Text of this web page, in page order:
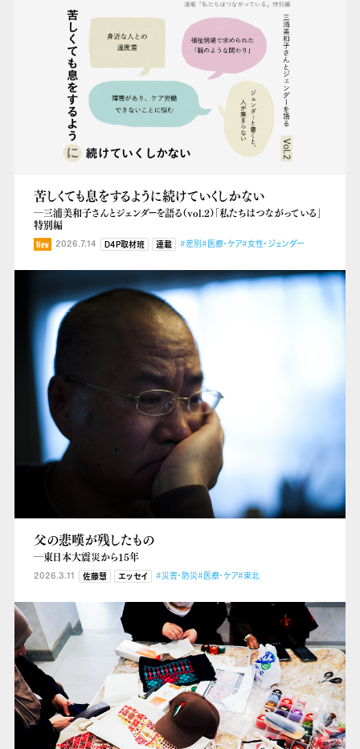
苦しくても息をするように続けていくしかない
―三浦美和子さんとジェンダーを語る（vol.2）「私たちはつながっている」
特別編
2026.7.14 D4P取材班 連載 #差別#医療・ケア#女性・ジェンダー
父の悲嘆が残したもの
―東日本大震災から15年
2026.3.11 佐藤慧 エッセイ #災害・防災#医療・ケア#東北